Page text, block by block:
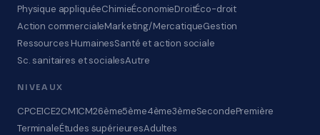
Physique appliquéeChimieÉconomieDroitÉco-droit
Action commercialeMarketing/MercatiqueGestion
Ressources HumainesSanté et action sociale
Sc. sanitaires et socialesAutre
NIVEAUX
CPCE1CE2CM1CM26ème5ème4ème3èmeSecondePremière
TerminaleÉtudes supérieuresAdultes